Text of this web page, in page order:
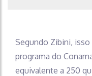
Segundo Zibini,
programa do
equivalente a 250